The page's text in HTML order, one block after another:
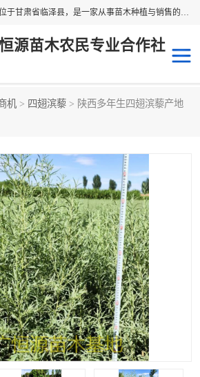
甘肃广恒源苗木农民合作社位于甘肃省临泽县，是一家从事苗木种植与销售的农民合作组织，合作社拥有苗木基地1500多亩，种植苗木品种40多个，年产各类苗木2000多万株。主营：白刺苗、红柳苗、梭梭苗等，我们以“种植一流的苗子，诚信经营”的经营理念，竭诚为每一位客户做优质的服务，欢迎来电咨询！
源苗木农民专业合作社
机 > 四翅滨藜 > 陕西多年生四翅滨藜产地
柠条
白刺苗
红柳苗
柽柳苗
四翅滨藜